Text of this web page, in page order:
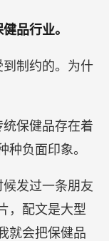
品行业。
制约的。为什
保健品存在着
种负面印象。
发过一条朋友
，配文是大型
就会把保健品